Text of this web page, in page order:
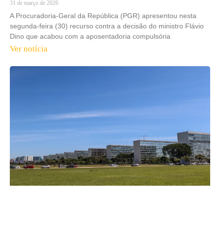
31 de março de 2026
A Procuradoria-Geral da República (PGR) apresentou nesta
segunda-feira (30) recurso contra a decisão do ministro Flávio
Dino que acabou com a aposentadoria compulsória
Ver notícia